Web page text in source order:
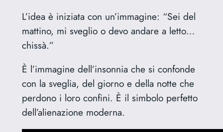
L’idea è iniziata con un’immagine: “Sei del
mattino, mi sveglio o devo andare a letto…
chissà.”
È l’immagine dell’insonnia che si confonde
con la sveglia, del giorno e della notte che
perdono i loro confini. È il simbolo perfetto
dell’alienazione moderna.